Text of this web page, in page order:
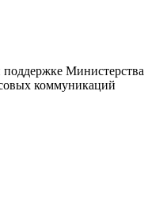
Министерства
коммуникаций